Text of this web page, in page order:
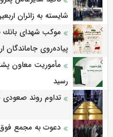
شایسته به زائران
موكب شهدای
پیاده‌روی جاماندگان
مأموریت معاون
رسید
تداوم روند
دعوت به مجمع